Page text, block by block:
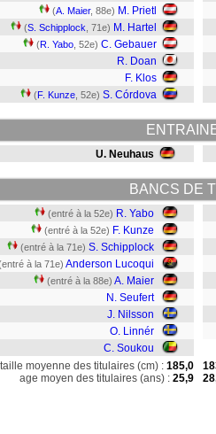
(A. Maier, 88e) M. Prietl
(S. Schipplock , 71e) M. Hartel
(R. Yabo , 52e) C. Gebauer
R. Doan
F. Klos
(F. Kunze , 52e) S. Córdova
U. Neuhaus
BANCS DE
(entré à la 52e) R. Yabo
(entré à la 52e) F. Kunze
(entré à la 71e) S. Schipplock
à la 71e) Anderson Lucoqui
(entré à la 88e) A. Maier
N. Seufert
J. Nilsson
O. Linnér
C. Soukou
taille moyenne des titulaires (cm) : 185,0
age moyen des titulaires (ans) : 25,9